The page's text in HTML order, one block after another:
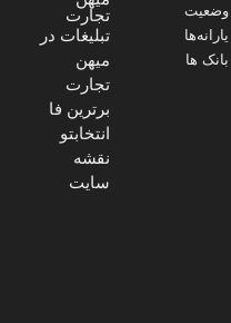
وضعیت
یارانه‌ها
بانک ها
تجارت
تبلیغات در
میهن
تجارت
برترین فا
انتخابتو
نقشه
سایت